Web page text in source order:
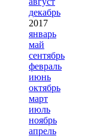
декабрь
2017
январь
май
сентябрь
февраль
июнь
октябрь
март
июль
ноябрь
апрель